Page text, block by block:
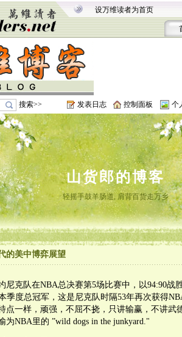
设万维读者为首页
搜索>> 发表日志 控制面板 个
山货郎的博客
轻摇手鼓羊肠道, 肩背百货走万乡
的美中博弈展望
尼克队在NBA总决赛第5场比赛中，以94:90战
季度总冠军，这是尼克队时隔53年再次获得
点一样，顽强，不屈不挠，只讲输赢，不讲武
为NBA里的 ”wild dogs in the junkyard."